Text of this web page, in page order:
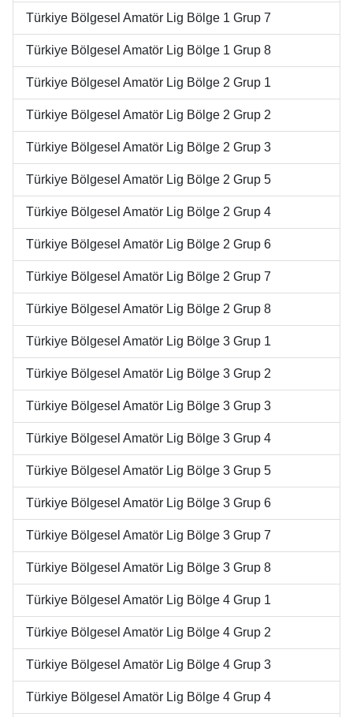
Türkiye Bölgesel Amatör Lig Bölge 1 Grup 7
Türkiye Bölgesel Amatör Lig Bölge 1 Grup 8
Türkiye Bölgesel Amatör Lig Bölge 2 Grup 1
Türkiye Bölgesel Amatör Lig Bölge 2 Grup 2
Türkiye Bölgesel Amatör Lig Bölge 2 Grup 3
Türkiye Bölgesel Amatör Lig Bölge 2 Grup 5
Türkiye Bölgesel Amatör Lig Bölge 2 Grup 4
Türkiye Bölgesel Amatör Lig Bölge 2 Grup 6
Türkiye Bölgesel Amatör Lig Bölge 2 Grup 7
Türkiye Bölgesel Amatör Lig Bölge 2 Grup 8
Türkiye Bölgesel Amatör Lig Bölge 3 Grup 1
Türkiye Bölgesel Amatör Lig Bölge 3 Grup 2
Türkiye Bölgesel Amatör Lig Bölge 3 Grup 3
Türkiye Bölgesel Amatör Lig Bölge 3 Grup 4
Türkiye Bölgesel Amatör Lig Bölge 3 Grup 5
Türkiye Bölgesel Amatör Lig Bölge 3 Grup 6
Türkiye Bölgesel Amatör Lig Bölge 3 Grup 7
Türkiye Bölgesel Amatör Lig Bölge 3 Grup 8
Türkiye Bölgesel Amatör Lig Bölge 4 Grup 1
Türkiye Bölgesel Amatör Lig Bölge 4 Grup 2
Türkiye Bölgesel Amatör Lig Bölge 4 Grup 3
Türkiye Bölgesel Amatör Lig Bölge 4 Grup 4